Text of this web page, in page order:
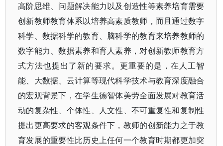
高阶思维、问题解决能力以及创造性等素养培育需要
创新教师教育体系以培养高素质教师，而且通过数字
科学、数据科学的教育、脑科学的教育来培养教师的
数字能力、数据素养和育人素养，对创新教师教育方
式方法也提出了新的要求。更重要的是，在人工智
能、大数据、云计算等现代科学技术与教育深度融合
的宏观背景下，在学生德智体美劳全面发展对教育活
动的复杂性、个体性、人文性、不可重复性和复制性
提出更高要求的客观条件下，教师的创新能力之于教
育发展的重要性比历史上任何一个教育时期都更加突